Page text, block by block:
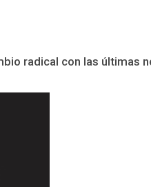
radical con las últimas